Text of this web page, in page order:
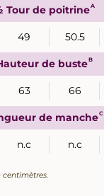
Tour de poitrineA
49 50.5
de busteB
63 66
de mancheC
n.c n.c
centimètres.